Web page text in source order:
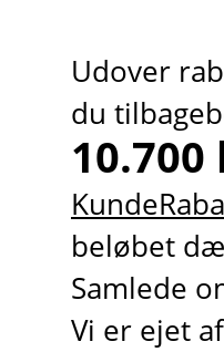
Udover
du
10.700
beløbet
Samlede
Vi er ejet